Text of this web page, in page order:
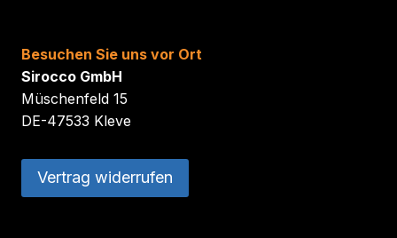
Besuchen Sie uns vor Ort
Sirocco GmbH
Müschenfeld 15
DE-47533 Kleve
Vertrag widerrufen